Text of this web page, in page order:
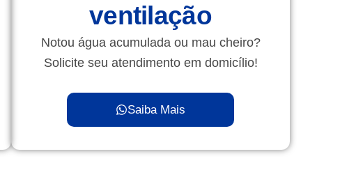
ventilação
Notou água acumulada ou mau cheiro?
Solicite seu atendimento em domicílio!
Saiba Mais